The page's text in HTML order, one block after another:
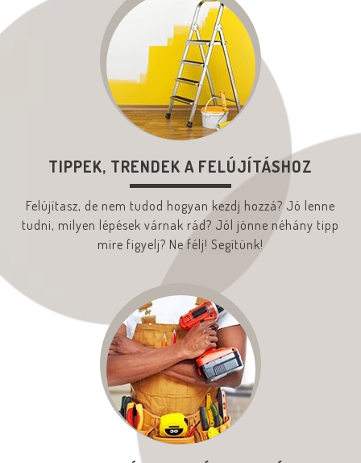
TIPPEK, TRENDEK A FELÚJÍTÁSHOZ
Felújítasz, de nem tudod hogyan kezdj hozzá? Jó lenne
tudni, milyen lépések várnak rád? Jól jönne néhány tipp
mire figyelj? Ne félj! Segítünk!